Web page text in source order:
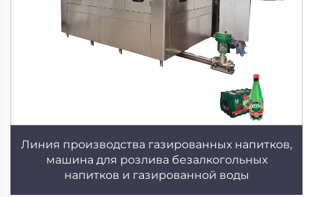
Линия производства газированных напитков,
машина для розлива безалкогольных
напитков и газированной воды